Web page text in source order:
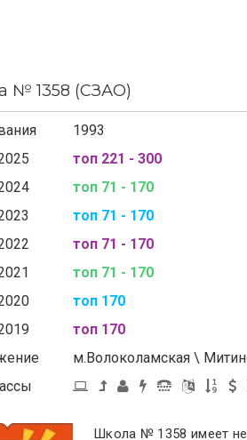
№ 1358 (СЗАО)
1993
топ 221 - 300
топ 71 - 170
топ 71 - 170
топ 71 - 170
топ 71 - 170
топ 170
топ 170
м.Волоколамская \
Школа № 1358 имеет